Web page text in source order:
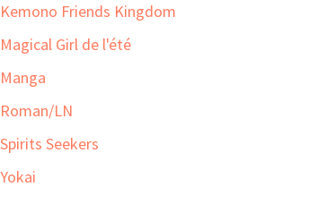
Kemono Friends Kingdom
Magical Girl de l'été
Manga
Roman/LN
Spirits Seekers
Yokai